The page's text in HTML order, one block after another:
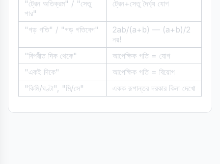
"ট্রেন অতিক্রম" / "সেতু
পার"
ট্রেন+সেতু দৈর্ঘ্য যোগ
"গড় গতি" / "গড় গতিবেগ"
2ab/(a+b) — (a+b)/2
নয়!
"বিপরীত দিক থেকে"
আপেক্ষিক গতি = যোগ
"একই দিকে"
আপেক্ষিক গতি = বিয়োগ
"কিমি/ঘণ্টা", "মি/সে"
একক রূপান্তর দরকার কিনা দেখো